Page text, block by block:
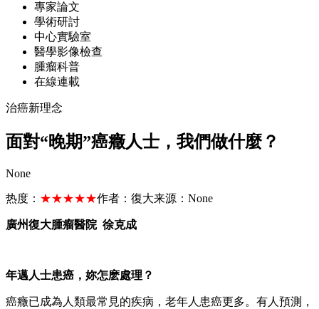
專家論文
學術研討
中心實驗室
醫學影像檢查
腫瘤科普
在線連載
治癌新理念
面對“晚期”癌癥人士，我們做什麼？
None
热度： ★★★★★作者： 復大来源： None
廣州復大腫瘤醫院 徐克成
年邁人士患癌，妳怎麽處理？
癌癥已成為人類最常見的疾病，老年人患癌更多。有人預測，